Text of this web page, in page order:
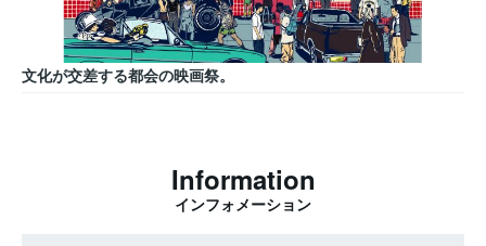
文化が交差する都会の映画祭。
Information
インフォメーション